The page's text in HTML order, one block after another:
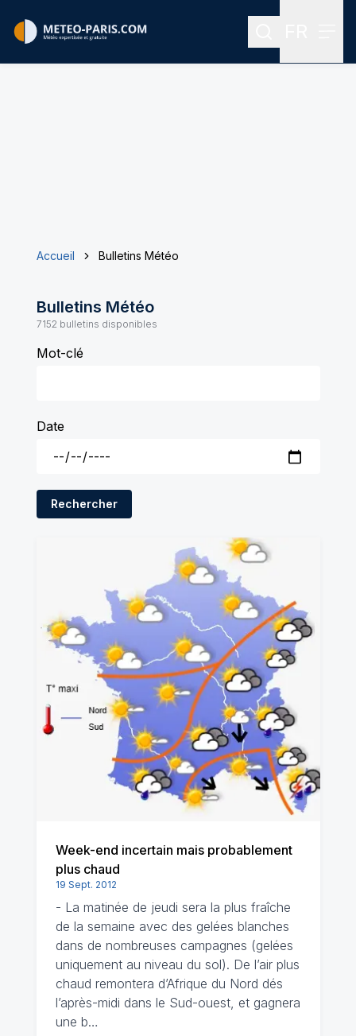
Rechercher
Accueil Bulletins Météo
Bulletins Météo
7152 bulletins disponibles
Mot-clé
Date
Rechercher
Week-end incertain mais probablement
plus chaud
19 Sept. 2012
- La matinée de jeudi sera la plus fraîche
de la semaine avec des gelées blanches
dans de nombreuses campagnes (gelées
uniquement au niveau du sol). De l’air plus
chaud remontera d’Afrique du Nord dés
l’après-midi dans le Sud-ouest, et gagnera
une b…